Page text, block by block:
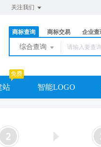
关注我们
商标查询 商标交易 企业查
综合查询
站
免费
智能LOGO